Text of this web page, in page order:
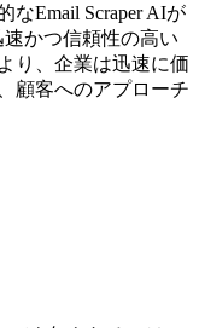
なEmail Scraper AIが
速かつ信頼性の高い
り、企業は迅速に価
顧客へのアプローチ